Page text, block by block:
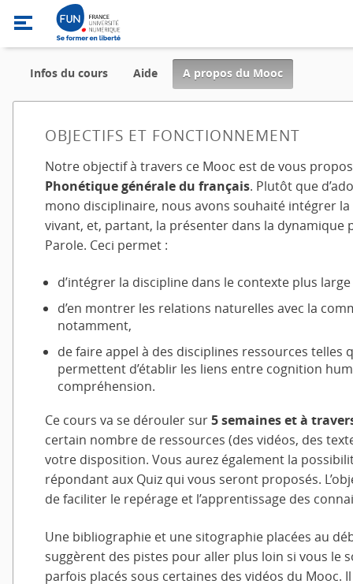
Infos du cours Aide A propos du Mooc,
current
location
OBJECTIFS ET FONCTIONNEMENT
Notre objectif à travers ce Mooc est de vous
Phonétique générale du français. Plutôt que
mono disciplinaire, nous avons souhaité intégrer
vivant, et, partant, la présenter dans la dynamique
Parole. Ceci permet :
d’intégrer la discipline dans le contexte plus large
d’en montrer les relations naturelles avec la
notamment,
de faire appel à des disciplines ressources telles
permettent d’établir les liens entre cognition
compréhension.
Ce cours va se dérouler sur5 semaines et à
certain nombre de ressources (des vidéos, des
votre disposition. Vous aurez également la
répondant aux Quiz qui vous seront proposés.
de faciliter le repérage et l’apprentissage des
Une bibliographie et une sitographie placées au
suggèrent des pistes pour aller plus loin si vous le
parfois placés sous certaines des vidéos du Mooc.